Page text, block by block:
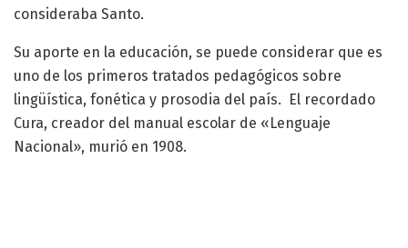
consideraba Santo.
Su aporte en la educación, se puede considerar que es
uno de los primeros tratados pedagógicos sobre
lingüística, fonética y prosodia del país. El recordado
Cura, creador del manual escolar de «Lenguaje
Nacional», murió en 1908.